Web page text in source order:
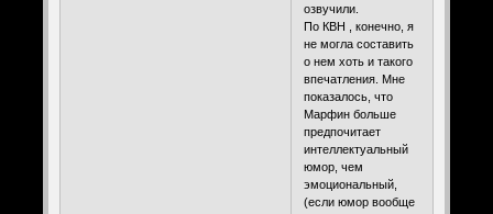
озвучили.
По КВН , конечно, я
не могла составить
о нем хоть и такого
впечатления. Мне
показалось, что
Марфин больше
предпочитает
интеллектуальный
юмор, чем
эмоциональный,
(если юмор вообще